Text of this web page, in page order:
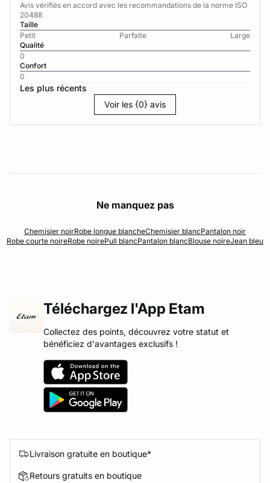
Avis vérifiés en accord avec les recommandations de la norme ISO
20488
Taille
Petit
Parfaite
Large
Qualité
0
Confort
0
Les plus récents
Voir les {0} avis
Ne manquez pas
Chemisier noirRobe longue blancheChemisier blancPantalon noir
Robe courte noireRobe noirePull blancPantalon blancBlouse noireJean bleu
Téléchargez l'App Etam
Collectez des points, découvrez votre statut et
bénéficiez d'avantages exclusifs !
Livraison gratuite en boutique*
Retours gratuits en boutique